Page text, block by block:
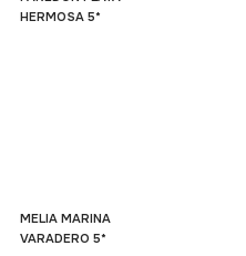
HERMOSA 5*
MELIA MARINA
VARADERO 5*